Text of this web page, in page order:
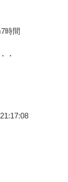
時間
・